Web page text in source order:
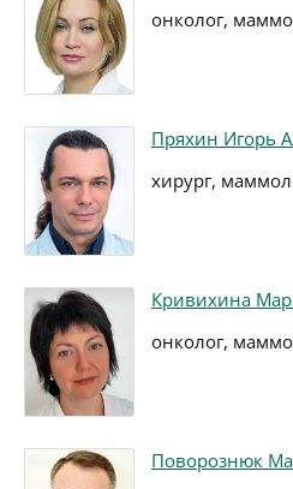
онколог,
Пряхин Игорь
хирург,
Кривихина
онколог,
Поворознюк